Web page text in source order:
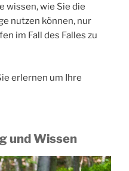
wissen, wie Sie die
nutzen können, nur
im Fall des Falles zu
erlernen um Ihre
und Wissen